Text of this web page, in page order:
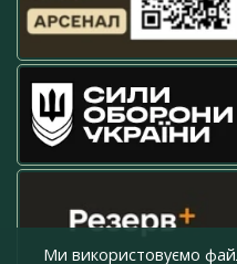
Ми використовуємо